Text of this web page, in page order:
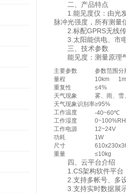
二、产品特点
1.能见度仪：由光发
脉冲光强度，所有测量
2.标配GPRS无线
3.太阳能供电、市电
三、技术参数
能见度：测量原理气
主要参数 参数范围分
量程
10km
1m
重复性
≤4%
天气现象
雾、雨、雪
天气现象识别率≥95%
工作温度
-40~60℃
工作湿度
0~100%RH
工作电源
12~24V
功耗
1W
尺寸
重量
≤10kg
四、云平台介绍
1.CS架构软件平台
2.支持多帐号、多
3.支持实时数据展示